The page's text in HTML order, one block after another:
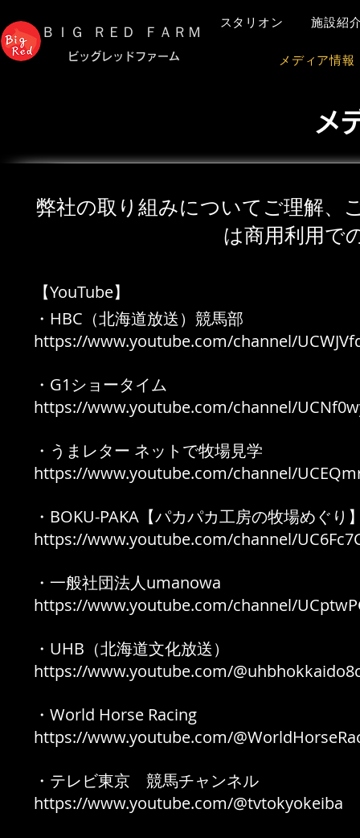
​ＢＩＧ ＲＥＤ ＦＡＲＭ
​ビッグレッドファーム
スタリオン 施設紹
メディア情報
メ
弊社の取り組みについてご理解、
は​商用利用で
【YouTube】
・HBC（北海道放送）競馬部
https://www.youtube.com/channel/
・G1ショータイム
https://www.youtube.com/channel/
・うまレター ネットで牧場見学
https://www.youtube.com/channel/
・BOKU-PAKA【パカパカ工房の牧場めぐり
https://www.youtube.com/channel/
・一般社団法人umanowa
https://www.youtube.com/channel/
・UHB（北海道文化放送）
https://www.youtube.com/
・World Horse Racing
https://www.youtube.com/
・テレビ東京 競馬チャンネル
https://www.youtube.com/@tvtokyokeiba